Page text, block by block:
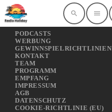
search menu
©RADIOHOLIDAY
PODCASTS
WERBUNG
GEWINNSPIELRICHTLINIEN
KONTAKT
TEAM
PROGRAMM
EMPFANG
IMPRESSUM
AGB
DATENSCHUTZ
COOKIE-RICHTLINIE (EU)